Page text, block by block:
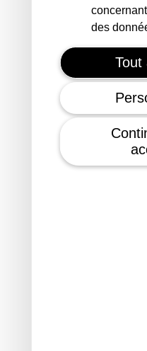
Pour tous
Too Good To
des
Tout